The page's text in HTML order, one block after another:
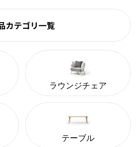
カテゴリ一覧
ラウンジチェア
テーブル